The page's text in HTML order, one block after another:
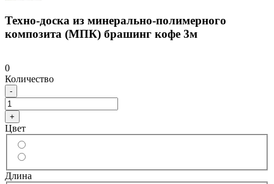
Техно-доска из минерально-полимерного
композита (МПК) брашинг кофе 3м
0
Количество
-
+
Цвет
Длина